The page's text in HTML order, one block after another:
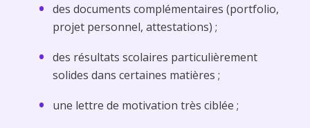
des documents complémentaires (portfolio,
projet personnel, attestations) ;
des résultats scolaires particulièrement
solides dans certaines matières ;
une lettre de motivation très ciblée ;